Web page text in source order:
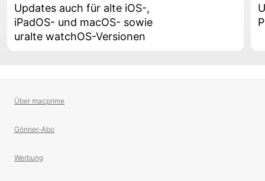
Updates auch für alte iOS-,
iPadOS- und macOS- sowie
uralte watchOS-Versionen
Über macprime
Gönner-Abo
Werbung